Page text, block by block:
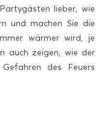
lieber, wie
und machen Sie die
wärmer wird, je
auch zeigen, wie der
des Feuers